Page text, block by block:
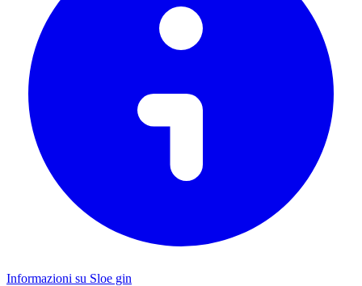
Informazioni su Sloe gin